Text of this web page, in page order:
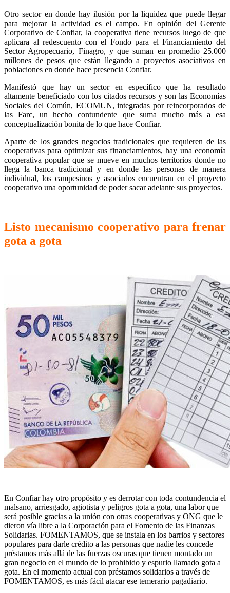
Otro sector en donde hay ilusión por la liquidez que puede llegar
para mejorar la actividad es el campo. En opinión del Gerente
Corporativo de Confiar, la cooperativa tiene recursos luego de que
aplicara al redescuento con el Fondo para el Financiamiento del
Sector Agropecuario, Finagro, y que suman en promedio 25.000
millones de pesos que están llegando a proyectos asociativos en
poblaciones en donde hace presencia Confiar.
Manifestó que hay un sector en específico que ha resultado
altamente beneficiado con los citados recursos y son las Economías
Sociales del Común, ECOMUN, integradas por reincorporados de
las Farc, un hecho contundente que suma mucho más a esa
conceptualización bonita de lo que hace Confiar.
Aparte de los grandes negocios tradicionales que requieren de las
cooperativas para optimizar sus financiamientos, hay una economía
cooperativa popular que se mueve en muchos territorios donde no
llega la banca tradicional y en donde las personas de manera
individual, los campesinos y asociados encuentran en el proyecto
cooperativo una oportunidad de poder sacar adelante sus proyectos.
Listo mecanismo cooperativo para frenar
gota a gota
En Confiar hay otro propósito y es derrotar con toda contundencia el
malsano, arriesgado, agiotista y peligros gota a gota, una labor que
será posible gracias a la unión con otras cooperativas y ONG que le
dieron vía libre a la Corporación para el Fomento de las Finanzas
Solidarias. FOMENTAMOS, que se instala en los barrios y sectores
populares para darle crédito a las personas que nadie les concede
préstamos más allá de las fuerzas oscuras que tienen montado un
gran negocio en el mundo de lo prohibido y espurio llamado gota a
gota. En el momento actual con préstamos solidarios a través de
FOMENTAMOS, es más fácil atacar ese temerario pagadiario.